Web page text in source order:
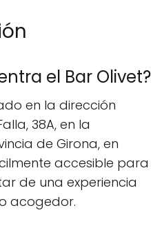
el Bar Olivet?
en la dirección
38A, en la
de Girona, en
accesible para
de una experiencia
acogedor.